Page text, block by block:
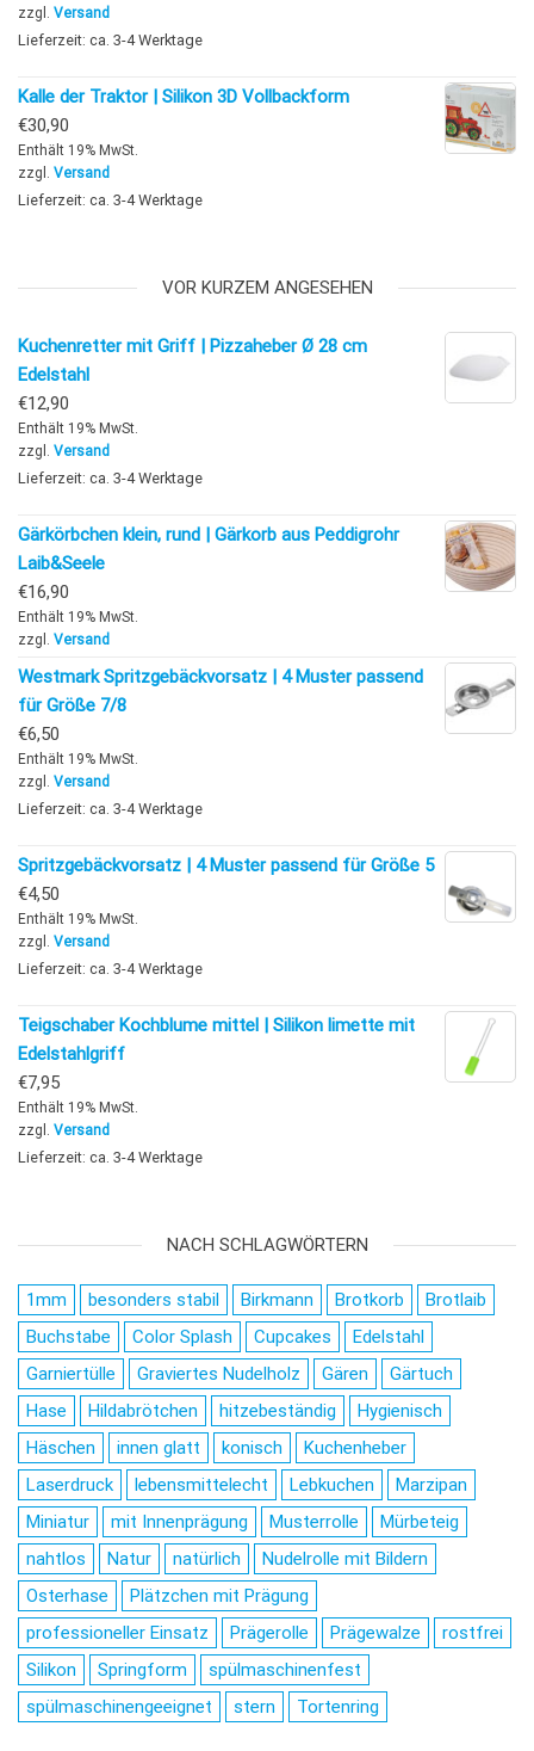
zzgl. Versand
Lieferzeit: ca. 3-4 Werktage
Kalle der Traktor | Silikon 3D Vollbackform
€30,90
Enthält 19% MwSt.
zzgl. Versand
Lieferzeit: ca. 3-4 Werktage
VOR KURZEM ANGESEHEN
Kuchenretter mit Griff | Pizzaheber Ø 28 cm
Edelstahl
€12,90
Enthält 19% MwSt.
zzgl. Versand
Lieferzeit: ca. 3-4 Werktage
Gärkörbchen klein, rund | Gärkorb aus Peddigrohr
Laib&Seele
€16,90
Enthält 19% MwSt.
zzgl. Versand
Westmark Spritzgebäckvorsatz | 4 Muster passend
für Größe 7/8
€6,50
Enthält 19% MwSt.
zzgl. Versand
Lieferzeit: ca. 3-4 Werktage
Spritzgebäckvorsatz | 4 Muster passend für Größe 5
€4,50
Enthält 19% MwSt.
zzgl. Versand
Lieferzeit: ca. 3-4 Werktage
Teigschaber Kochblume mittel | Silikon limette mit
Edelstahlgriff
€7,95
Enthält 19% MwSt.
zzgl. Versand
Lieferzeit: ca. 3-4 Werktage
NACH SCHLAGWÖRTERN
1mm besonders stabil Birkmann Brotkorb
Brotlaib
Buchstabe
Color Splash Cupcakes
Edelstahl
Garniertülle
Graviertes Nudelholz Gären
Gärtuch
Hase
Hildabrötchen hitzebeständig
Hygienisch
Häschen
innen glatt konisch
Kuchenheber
Laserdruck
lebensmittelecht Lebkuchen
Marzipan
Miniatur
mit Innenprägung Musterrolle
Mürbeteig
nahtlos
Natur natürlich
Nudelrolle mit Bildern
Osterhase
Plätzchen mit Prägung
professioneller Einsatz
Prägerolle Prägewalze
rostfrei
Silikon
Springform
spülmaschinenfest
spülmaschinengeeignet
stern Tortenring